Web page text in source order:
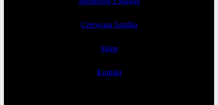
Czerwona Szpilka
Sklep
Kontakt